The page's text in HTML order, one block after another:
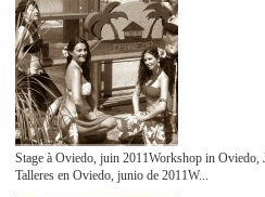
Stage à Oviedo, juin 2011Workshop in
Talleres en Oviedo, junio de 2011W...